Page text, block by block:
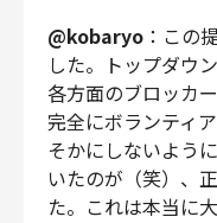
@kobaryo ：この
した。トップダウ
各方面のブロッカ
完全にボランティ
そかにしないよう
いたのが（笑）、
た。これは本当に